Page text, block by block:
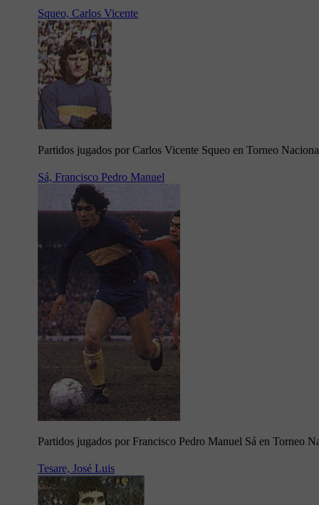
Squeo, Carlos Vicente
Partidos jugados por Carlos Vicente Squeo en Torneo
Sá, Francisco Pedro Manuel
Partidos jugados por Francisco Pedro Manuel Sá en Torneo
Tesare, José Luis